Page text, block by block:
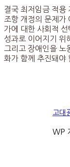
결국 최저임금 적용
조항 개정의 문제가
가에 대한 사회적
성과로 이어지기 위
그리고 장애인을 노
화가 함께 추진돼야
고대
WP